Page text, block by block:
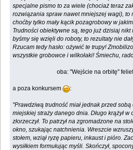
specjalne pismo to za wiele (chociaż teraz
rozwiązania spraw nawet mniejszej wagi), to
choćby tylko mały kącik pozagrobowy w
Trudności obiektywne są, tego już dzisiaj
byśmy się wzięli do roboty, to rezultaty nie
Rzucam tedy hasło: ożywić te trupy!
wszystkie grobowce i wilkołaki! Śmiechu,
oba: "Wejście na orbitę"
a poza konkursem :
"Prawdziwą trudność miał jednak przed
miejskiej straży danego dnia. Długo krążył w
złorzeczył. To patrzył na zgromadzone na
okno, szukając natchnienia. Wreszcie
stołem, wziął ryzę papieru, inkaust i pióro.
wysiłkiem formułując myśli. Skończył,